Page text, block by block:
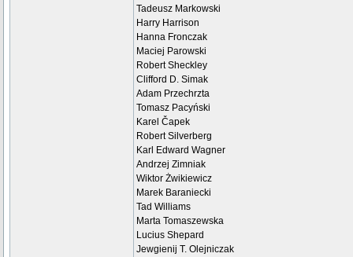
Tadeusz Markowski
Harry Harrison
Hanna Fronczak
Maciej Parowski
Robert Sheckley
Clifford D. Simak
Adam Przechrzta
Tomasz Pacyński
Karel Čapek
Robert Silverberg
Karl Edward Wagner
Andrzej Zimniak
Wiktor Żwikiewicz
Marek Baraniecki
Tad Williams
Marta Tomaszewska
Lucius Shepard
Jewgienij T. Olejniczak